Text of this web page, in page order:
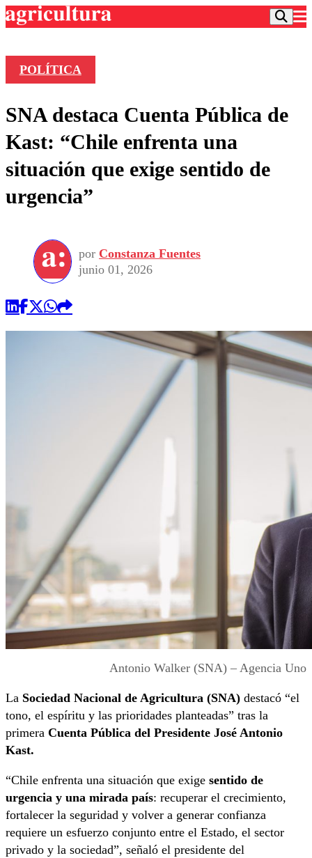
Frecuencias
Agricultura TV
Deportes
Colo Colo
Motor
Torneo Internacional
Torneo Nacional
Entretención
Noticias
Internacional
Nacional
Vida Social
Programas
Comercial
POLÍTICA
SNA destaca Cuenta Pública de
Kast: “Chile enfrenta una
situación que exige sentido de
urgencia”
por Constanza Fuentes
junio 01, 2026
Antonio Walker (SNA) – Agencia Uno
La Sociedad Nacional de Agricultura (SNA) destacó “el
tono, el espíritu y las prioridades planteadas” tras la
primera Cuenta Pública del Presidente José Antonio
Kast.
“Chile enfrenta una situación que exige sentido de
urgencia y una mirada país: recuperar el crecimiento,
fortalecer la seguridad y volver a generar confianza
requiere un esfuerzo conjunto entre el Estado, el sector
privado y la sociedad”, señaló el presidente del